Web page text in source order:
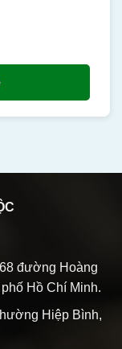
đường Hoàng
Hồ Chí Minh.
Hiệp Bình,